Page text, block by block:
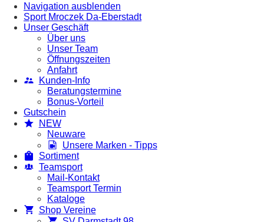
Navigation ausblenden
Sport Mroczek Da-Eberstadt
Unser Geschäft
Über uns
Unser Team
Öffnungszeiten
Anfahrt
Kunden-Info
Beratungstermine
Bonus-Vorteil
Gutschein
NEW
Neuware
Unsere Marken - Tipps
Sortiment
Teamsport
Mail-Kontakt
Teamsport Termin
Kataloge
Shop Vereine